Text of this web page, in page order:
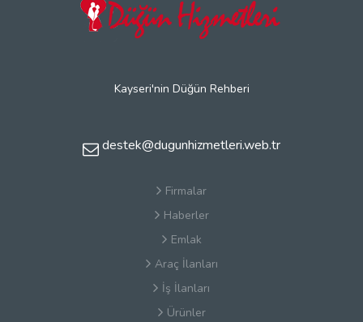
Kayseri'nin Düğün Rehberi
destek@dugunhizmetleri.web.tr
Firmalar
Haberler
Emlak
Araç İlanları
İş İlanları
Ürünler